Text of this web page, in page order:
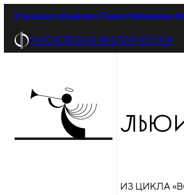
В продаже абонемент Павла Любимцева
МОСКОВСКАЯ ФИЛАРМОНИЯ
ИЗ ЦИКЛА